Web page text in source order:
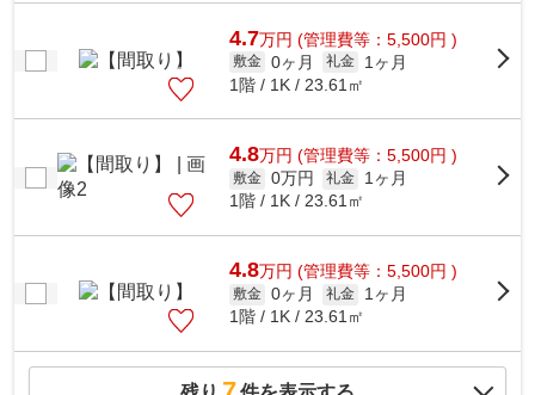
4.7万円 (管理費等：5,500円 )
敷金 0ヶ月 礼金
1ヶ月
1階 / 1K / 23.61㎡
4.8万円 (管理費等：5,500円 )
敷金 0万円 礼金
1ヶ月
1階 / 1K / 23.61㎡
4.8万円 (管理費等：5,500円 )
敷金 0ヶ月 礼金
1ヶ月
1階 / 1K / 23.61㎡